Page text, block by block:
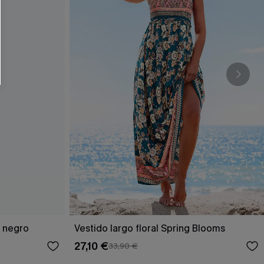
Vestido largo floral Spring Blooms
27,10 €33,90 €
formulario, usted acepta nuestros
de Cupshe en cualquier momento del
y ofertas adaptados a su perfil.